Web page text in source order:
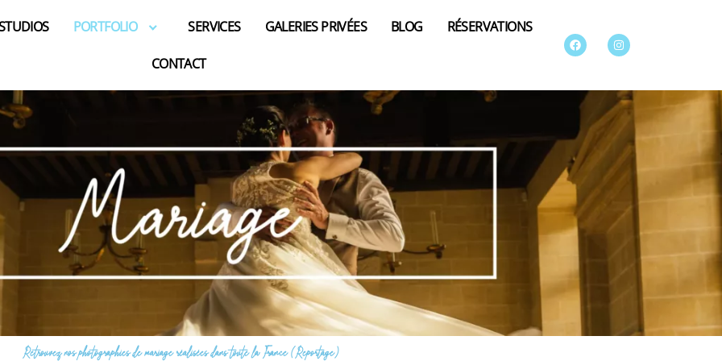
PORTFOLIO SERVICES GALERIES PRIVÉES BLOG RÉSERVATIONS
CONTACT
FacebookInstagram
Retrouvez nos photographies de mariage réalisées dans toute la France (Reportage)